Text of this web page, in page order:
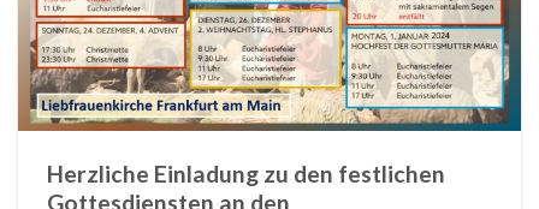
Herzliche Einladung zu den festlichen
Gottesdiensten an den